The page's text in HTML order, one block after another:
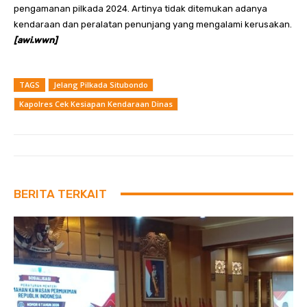
pengamanan pilkada 2024. Artinya tidak ditemukan adanya
kendaraan dan peralatan penunjang yang mengalami kerusakan.
[awi.wwn]
TAGS
Jelang Pilkada Situbondo
Kapolres Cek Kesiapan Kendaraan Dinas
BERITA TERKAIT